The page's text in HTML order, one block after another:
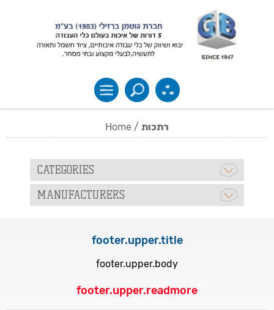
Home / רתכות
CATEGORIES
MANUFACTURERS
footer.upper.title
footer.upper.body
footer.upper.readmore